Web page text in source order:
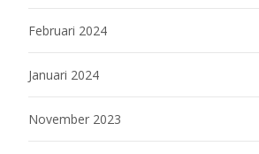
Februari 2024
Januari 2024
November 2023